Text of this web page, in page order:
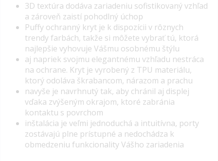
3D textúra dodáva zariadeniu sofistikovaný vzhľad
a zároveň zaistí pohodlný úchop
Puffy ochranný kryt je k dispozícii v rôznych
trendy farbách, takže si môžete vybrať tú, ktorá
najlepšie vyhovuje Vášmu osobnému štýlu
aj napriek svojmu elegantnému vzhľadu nestráca
na ochrane. Kryt je vyrobený z TPU materiálu,
ktorý odoláva škrabancom, nárazom a prachu
navyše je navrhnutý tak, aby chránil aj displej
vďaka zvýšeným okrajom, ktoré zabránia
kontaktu s povrchom
inštalácia je veľmi jednoduchá a intuitívna, porty
zostávajú plne prístupné a nedochádza k
obmedzeniu funkcionality Vášho zariadenia